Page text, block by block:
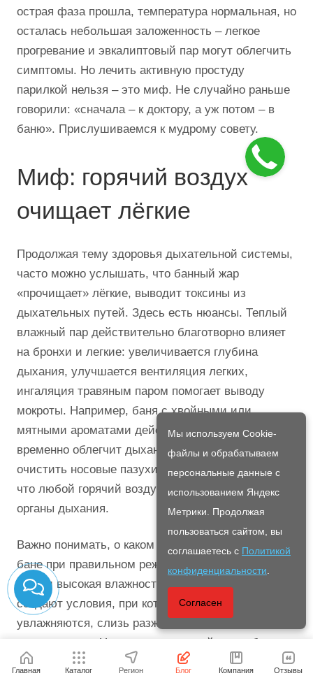
острая фаза прошла, температура нормальная, но
осталась небольшая заложенность – легкое
прогревание и эвкалиптовый пар могут облегчить
симптомы. Но лечить активную простуду
парилкой нельзя – это миф. Не случайно раньше
говорили: «сначала – к доктору, а уж потом – в
баню». Прислушиваемся к мудрому совету.
Миф: горячий воздух
очищает лёгкие
Продолжая тему здоровья дыхательной системы,
часто можно услышать, что банный жар
«прочищает» лёгкие, выводит токсины из
дыхательных путей. Здесь есть нюансы. Теплый
влажный пар действительно благотворно влияет
на бронхи и легкие: увеличивается глубина
дыхания, улучшается вентиляция легких,
ингаляция травяным паром помогает выводу
мокроты. Например, баня с хвойными или
мятными ароматами действует как ингаляция –
временно облегчит дыхание астматикам, поможет
очистить носовые пазухи. Однако это не значит,
что любой горячий воздух полезен и «очищает»
органы дыхания.
Важно понимать, о каком воздухе речь. В русской
бане при правильном режиме температура 60–
70°C и высокая влажность ~60% действительно
создают условия, при которых дыхательные пути
увлажняются, слизь разжижается, и легкие как бы
промываются. Но слишком горячий и тем более
сухой воздух – вреден. Если, к примеру, человек
Главная Каталог Регион Блог Компания Отзывы
Мы используем Cookie-
файлы и обрабатываем
персональные данные с
использованием Яндекс
Метрики. Продолжая
пользоваться сайтом, вы
соглашаетесь с Политикой
конфиденциальности
Согласен